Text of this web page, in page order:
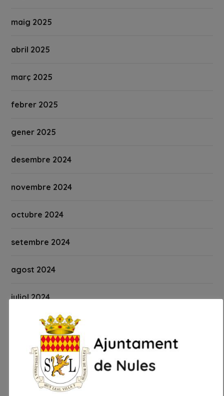
maig 2025
abril 2025
març 2025
febrer 2025
gener 2025
desembre 2024
novembre 2024
octubre 2024
setembre 2024
agost 2024
juliol 2024
juny 2024
maig 2024
abril 2024